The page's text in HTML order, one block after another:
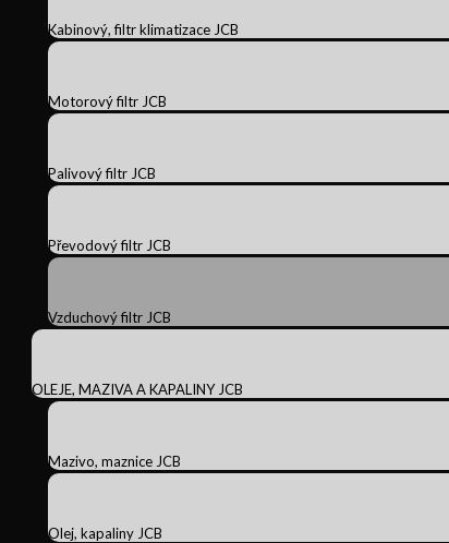
Kabinový, filtr klimatizace JCB
Motorový filtr JCB
Palivový filtr JCB
Převodový filtr JCB
Vzduchový filtr JCB
OLEJE, MAZIVA A KAPALINY JCB
Mazivo, maznice JCB
Olej, kapaliny JCB